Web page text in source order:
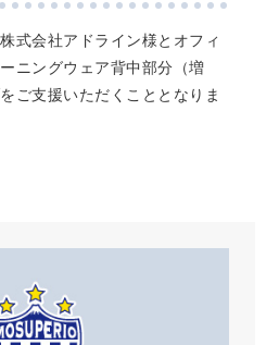
式会社アドライン様とオフィ
ニングウェア背中部分（増
ご支援いただくこととなりま